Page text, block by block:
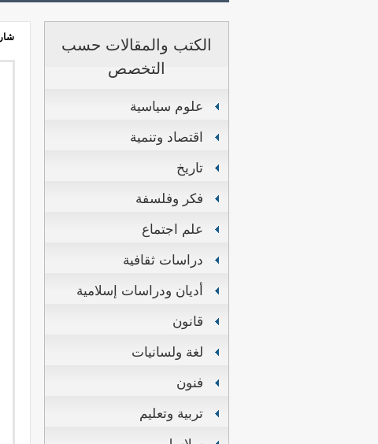
الكتب والمقالات حسب
التخصص
علوم سياسية
اقتصاد وتنمية
تاريخ
فكر وفلسفة
علم اجتماع
دراسات ثقافية
أديان ودراسات إسلامية
قانون
لغة ولسانيات
فنون
تربية وتعليم